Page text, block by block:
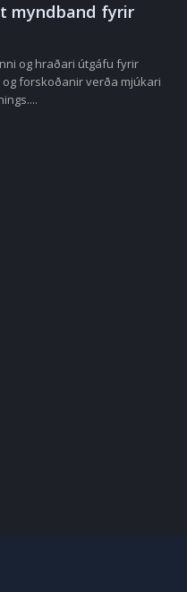
myndband fyrir
og hraðari útgáfu fyrir
forskoðanir verða mjúkari